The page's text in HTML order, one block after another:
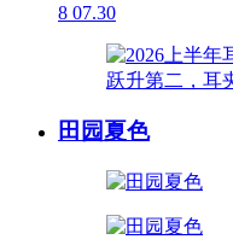
8 07.30
田园夏色